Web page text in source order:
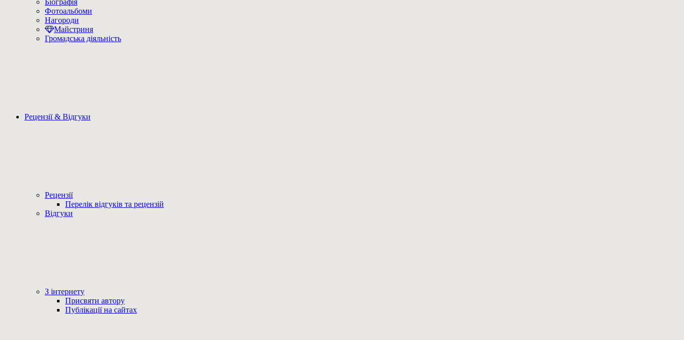
Біографія
Фотоальбоми
Нагороди
Майстриня
Громадська діяльність
Рецензії & Відгуки
Рецензії
Перелік відгуків та рецензій
Відгуки
З інтернету
Присвяти автору
Публікації на сайтах